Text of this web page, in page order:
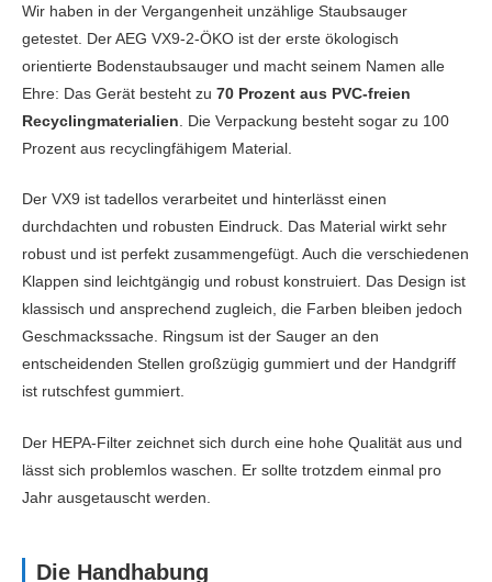
Reinigung
(Hartboden/Teppich)
Leistung (W) 850
Saugstufen
Staubbehälter Kapazität (ml) 5.000
Zubehör
Zubehör im Lieferumfang
Hartbodendüse,
Energielabel
Durchschnittlicher
Wir haben in der Vergangenheit unzählige Staubsauger
getestet. Der AEG VX9-2-ÖKO ist der erste ökologisch
orientierte Bodenstaubsauger und macht seinem Namen alle
Ehre: Das Gerät besteht zu 70 Prozent aus PVC-freien
Recyclingmaterialien . Die Verpackung besteht sogar zu 100
Prozent aus recyclingfähigem Material.
Der VX9 ist tadellos verarbeitet und hinterlässt einen
durchdachten und robusten Eindruck. Das Material wirkt sehr
robust und ist perfekt zusammengefügt. Auch die verschiedenen
Klappen sind leichtgängig und robust konstruiert. Das Design ist
klassisch und ansprechend zugleich, die Farben bleiben jedoch
Geschmackssache. Ringsum ist der Sauger an den
entscheidenden Stellen großzügig gummiert und der Handgriff
ist rutschfest gummiert.
Der HEPA-Filter zeichnet sich durch eine hohe Qualität aus und
lässt sich problemlos waschen. Er sollte trotzdem einmal pro
Jahr ausgetauscht werden.
Die Handhabung